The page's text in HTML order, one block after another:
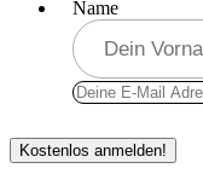
Name